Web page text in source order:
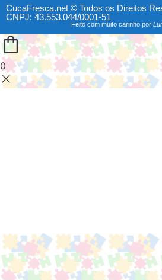
CucaFresca.net © Todos os Direitos
CNPJ: 43.553.044/0001-51
Feito com muito carinho por
0